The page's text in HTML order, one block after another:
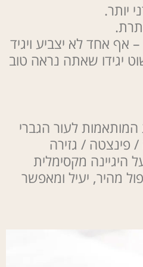
יותר.
אף אחד לא יצביע ויגיד
יגידו שאתה נראה טוב
לעור הגברי
פינצטה / גזירה
היגיינה מקסימלית
מהיר, יעיל ומאפשר